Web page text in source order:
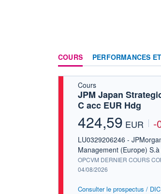
COURS PERFORMANCES
Cours
JPM Japan
C acc EUR Hdg
424,59 EUR -
LU0329206246 -
Management (Europe) S.à
OPCVM DERNIER COURS
04/08/2026
Consulter le prospectus / DIC